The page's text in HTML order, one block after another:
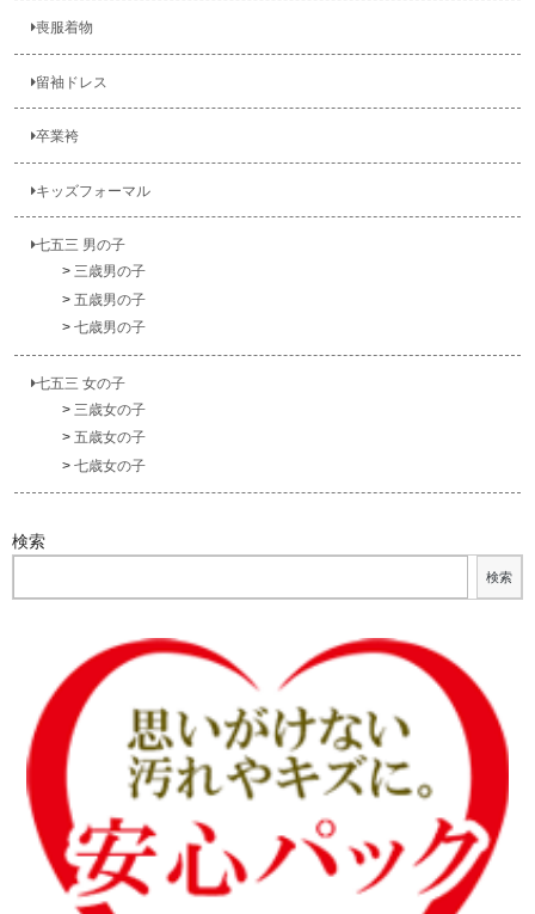
喪服着物
留袖ドレス
卒業袴
キッズフォーマル
七五三 男の子
三歳男の子
五歳男の子
七歳男の子
七五三 女の子
三歳女の子
五歳女の子
七歳女の子
検索
検索